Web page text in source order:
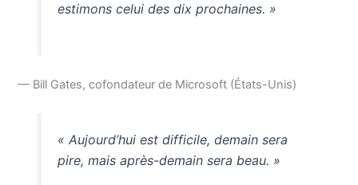
estimons celui des dix prochaines. »
— Bill Gates, cofondateur de Microsoft (États-Unis)
« Aujourd’hui est difficile, demain sera
pire, mais après-demain sera beau. »